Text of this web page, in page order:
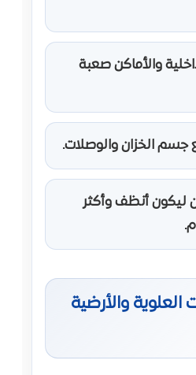
والأماكن صعبة
جسم الخزان والوصلات.
ليكون أنظف وأكثر
العلوية والأرضية